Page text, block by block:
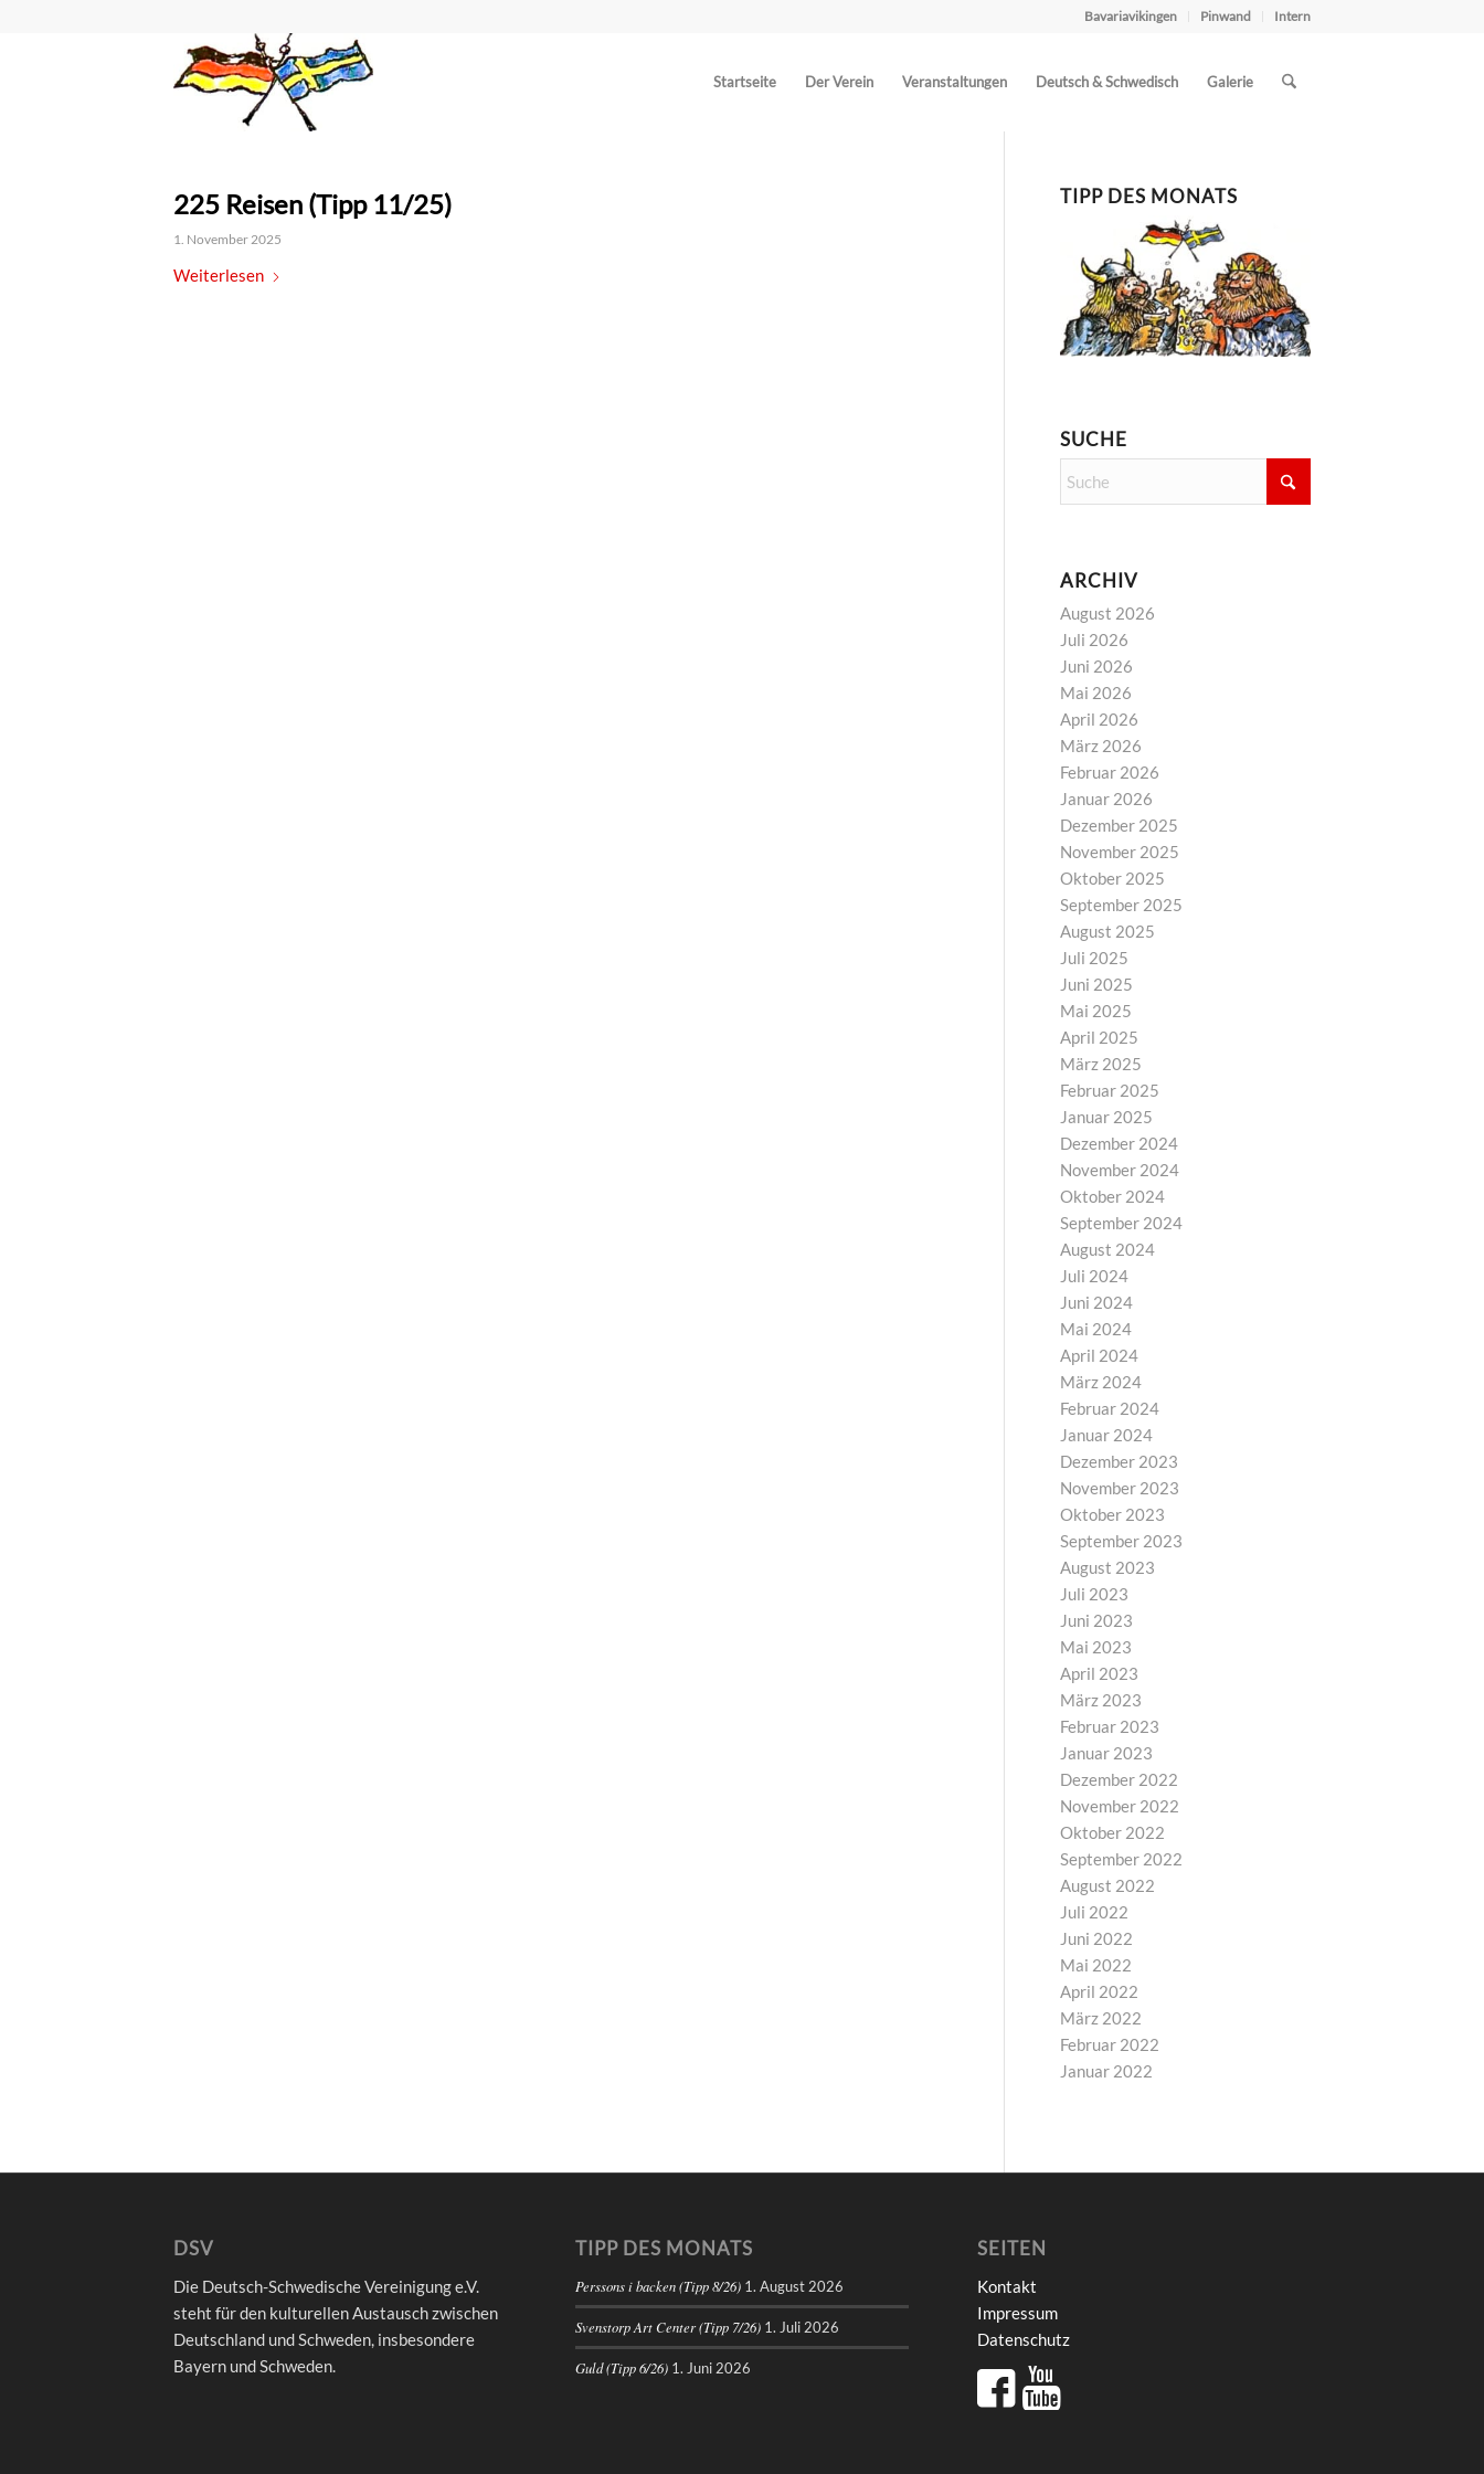
Bavariavikingen Pinwand Intern
Startseite Der Verein Veranstaltungen Deutsch & Schwedisch Galerie
225 Reisen (Tipp 11/25)
1. November 2025
Weiterlesen
TIPP DES MONATS
SUCHE
ARCHIV
August 2026
Juli 2026
Juni 2026
Mai 2026
April 2026
März 2026
Februar 2026
Januar 2026
Dezember 2025
November 2025
Oktober 2025
September 2025
August 2025
Juli 2025
Juni 2025
Mai 2025
April 2025
März 2025
Februar 2025
Januar 2025
Dezember 2024
November 2024
Oktober 2024
September 2024
August 2024
Juli 2024
Juni 2024
Mai 2024
April 2024
März 2024
Februar 2024
Januar 2024
Dezember 2023
November 2023
Oktober 2023
September 2023
August 2023
Juli 2023
Juni 2023
Mai 2023
April 2023
März 2023
Februar 2023
Januar 2023
Dezember 2022
November 2022
Oktober 2022
September 2022
August 2022
Juli 2022
Juni 2022
Mai 2022
April 2022
März 2022
Februar 2022
Januar 2022
DSV
Die Deutsch-Schwedische Vereinigung e.V.
steht für den kulturellen Austausch zwischen
Deutschland und Schweden, insbesondere
Bayern und Schweden.
TIPP DES MONATS
Perssons i backen (Tipp 8/26) 1. August 2026
Svenstorp Art Center (Tipp 7/26) 1. Juli 2026
Guld (Tipp 6/26) 1. Juni 2026
SEITEN
Kontakt
Impressum
Datenschutz